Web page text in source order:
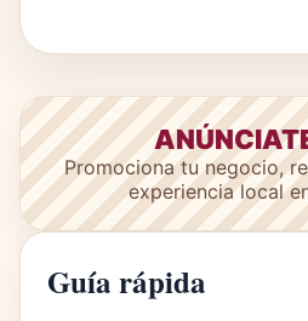
Promociona tu negocio,
experiencia local
Guía rápida